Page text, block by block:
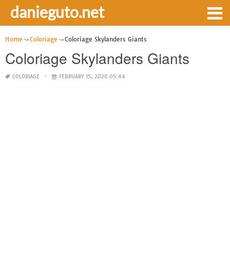
danieguto.net
Home Coloriage Coloriage Skylanders Giants
Coloriage Skylanders Giants
COLORIAGE FEBRUARY 15, 2020 05:44